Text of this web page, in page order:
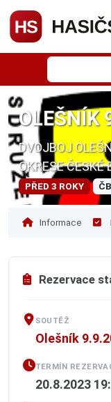
OLEŠNÍK
DVOJBOJ
OKRESE ČESKÉ
PŘED 3 ROKY
Informace
Rezervace
SOUTĚŽ
Olešník
TERMÍN
20.8.2023